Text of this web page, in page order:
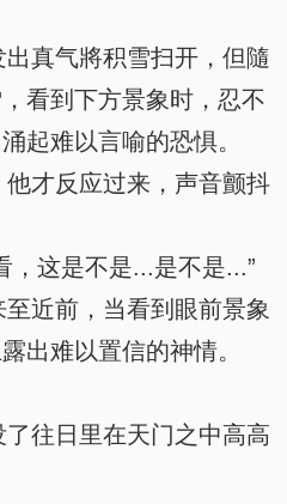
真气將积雪扫开，但隨
看到下方景象时，忍不
起难以言喻的恐惧。
才反应过来，声音颤抖
这是不是...是不是...”
近前，当看到眼前景象
出难以置信的神情。
往日里在天门之中高高